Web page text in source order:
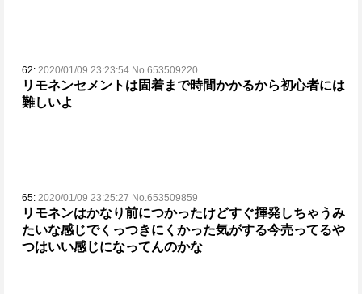
62: 2020/01/09 23:23:54 No.653509220
リモネンセメントは固着まで時間かかるから初心者には
難しいよ
65: 2020/01/09 23:25:27 No.653509859
リモネンはかなり前につかったけどすぐ揮発しちゃうみ
たいな感じでくっつきにくかった気がする今売ってるや
つはいい感じになってんのかな